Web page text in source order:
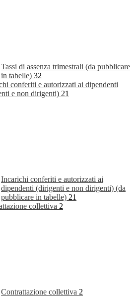
Tassi di assenza trimestrali (da pubblicare
in tabelle) 32
conferiti e autorizzati ai dipendenti
e non dirigenti) 21
Incarichi conferiti e autorizzati ai
dipendenti (dirigenti e non dirigenti) (da
pubblicare in tabelle) 21
collettiva 2
Contrattazione collettiva 2